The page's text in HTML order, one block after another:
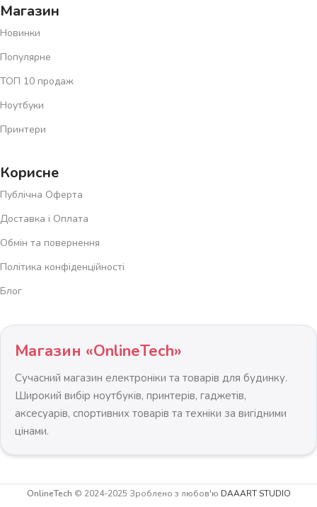
Магазин
Новинки
Популярне
ТОП 10 продаж
Ноутбуки
Принтери
Корисне
Публічна Оферта
Доставка і Оплата
Обмін та повернення
Політика конфіденційності
Блог
Магазин «OnlineTech»
Сучасний магазин електроніки та товарів для будинку.
Широкий вибір ноутбуків, принтерів, гаджетів,
аксесуарів, спортивних товарів та техніки за вигідними
цінами.
OnlineTech © 2024-2025 Зроблено з любов'ю DAAART STUDIO